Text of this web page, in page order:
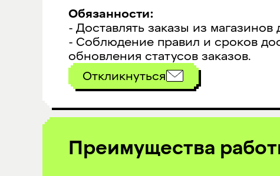
Обязанности:
- Доставлять заказы из магазинов
- Соблюдение правил и сроков
обновления статусов заказов.
Откликнуться
Преимущества